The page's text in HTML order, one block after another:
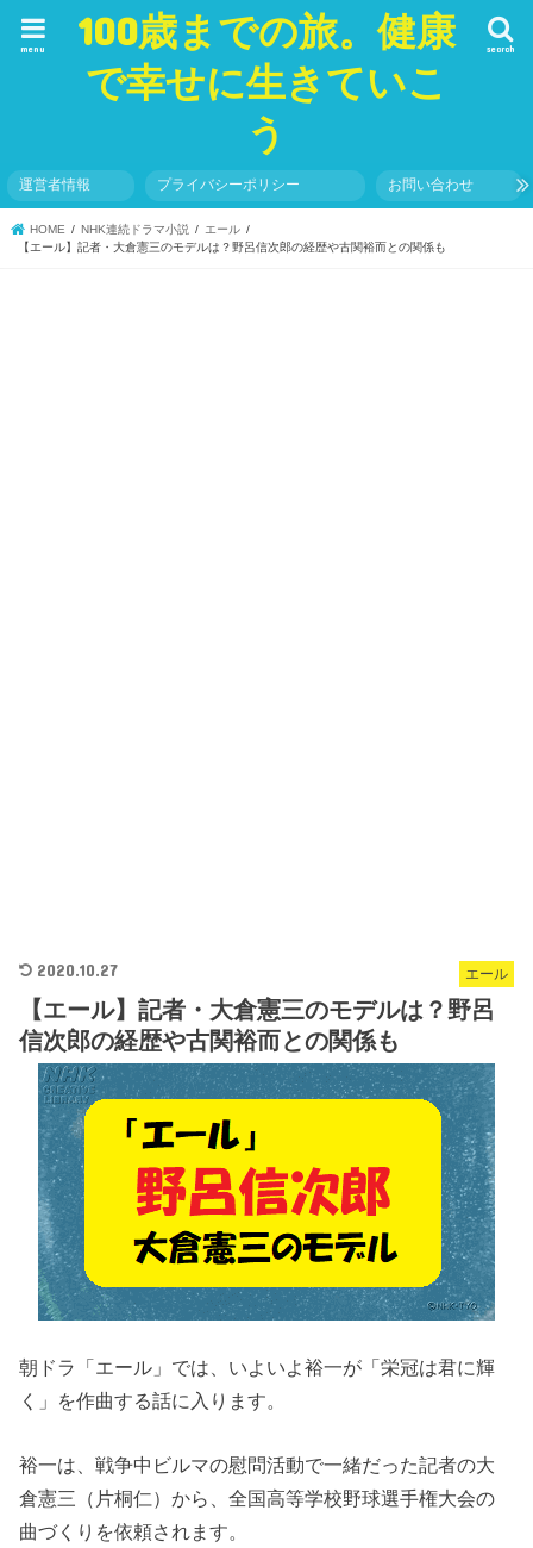
100歳までの旅。健康
で幸せに生きていこ
う
search
menu
運営者情報 プライバシーポリシー お問い合わせ
HOME NHK連続ドラマ小説
エール
【エール】記者・大倉憲三のモデルは？野呂信次郎の経歴や古関裕而との関係も
エール
2020.10.27
【エール】記者・大倉憲三のモデルは？野呂
信次郎の経歴や古関裕而との関係も
朝ドラ「エール」では、いよいよ裕一が「栄冠は君に輝
く」を作曲する話に入ります。
裕一は、戦争中ビルマの慰問活動で一緒だった記者の大
倉憲三（片桐仁）から、全国高等学校野球選手権大会の
曲づくりを依頼されます。